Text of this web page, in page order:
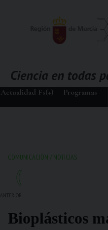
Actualidad Fs(+) Programas
COMUNICACIÓN / NOTICIAS
Bioplásticos